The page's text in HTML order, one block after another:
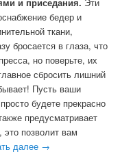
бедер и
ткани,
бросается в глаза, что
но поверьте, их
сбросить лишний
Пусть ваши
будете прекрасно
предусматривает
позволит вам
далее →